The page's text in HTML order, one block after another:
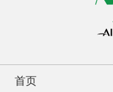
首页